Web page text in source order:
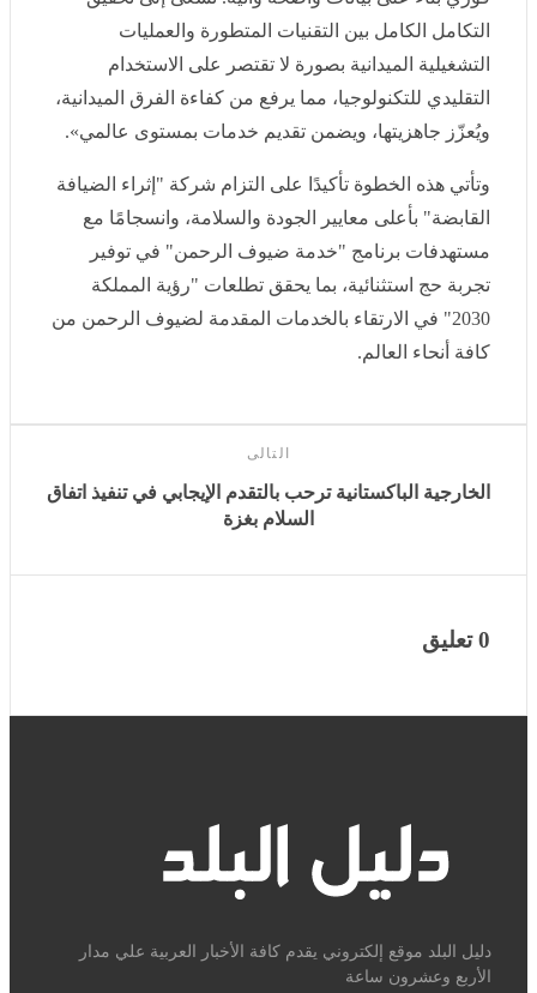
تقتصر على الاستخدام التقليدي للتكنولوجيا، مما يرفع من
كفاءة الفرق الميدانية، ويُعزّز جاهزيتها، ويضمن تقديم خدمات
بمستوى عالمي».
وتأتي هذه الخطوة تأكيدًا على التزام شركة "إثراء الضيافة
القابضة" بأعلى معايير الجودة والسلامة، وانسجامًا مع
مستهدفات برنامج "خدمة ضيوف الرحمن" في توفير تجربة
الارتقاء بالخدمات المقدمة لضيوف الرحمن من كافة أنحاء
العالم.
الخارجية الباكستانية ترحب بالتقدم الإيجابي في تنفيذ اتفاق